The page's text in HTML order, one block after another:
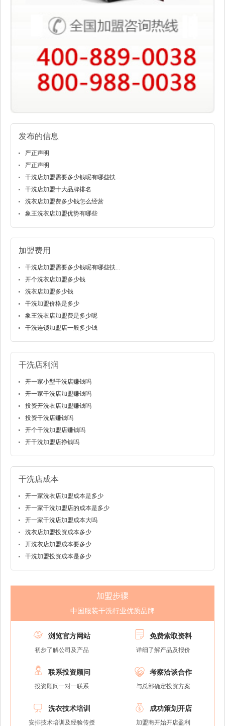
发布的信息
严正声明
严正声明
干洗店加盟需要多少钱呢有哪些扶...
干洗店加盟十大品牌排名
洗衣店加盟费多少钱怎么经营
象王洗衣店加盟优势有哪些
加盟费用
干洗店加盟需要多少钱呢有哪些扶...
开个洗衣店加盟多少钱
洗衣店加盟多少钱
干洗加盟价格是多少
象王洗衣店加盟费是多少呢
干洗连锁加盟店一般多少钱
干洗店利润
开一家小型干洗店赚钱吗
开一家干洗店加盟赚钱吗
投资开洗衣店加盟赚钱吗
投资干洗店赚钱吗
开个干洗加盟店赚钱吗
开干洗加盟店挣钱吗
干洗店成本
开一家洗衣店加盟成本是多少
开一家干洗加盟店的成本是多少
开一家干洗店加盟成本大吗
洗衣店加盟投资成本多少
开洗衣店加盟成本要多少
干洗加盟投资成本是多少
加盟步骤
中国服装干洗行业优质品牌
 浏览官方网站
初步了解公司及产品
 免费索取资料
详细了解产品及报价
 联系投资顾问
投资顾问一对一联系
 考察洽谈合作
与总部确定投资方案
 洗衣技术培训
安排技术培训及经验传授
 成功策划开店
加盟商开始开店盈利